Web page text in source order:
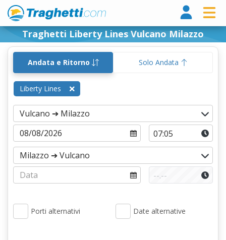
Traghetti Liberty Lines Vulcano Milazzo
Andata e Ritorno Solo Andata
Liberty Lines
Porti alternativi Date alternative